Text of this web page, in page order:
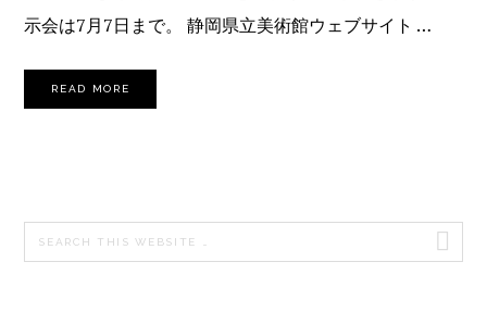
示会は7月7日まで。 静岡県立美術館ウェブサイト …
READ MORE
PRIMARY
SIDEBAR
Search
this